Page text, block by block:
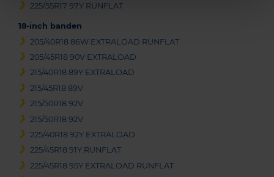
225/55R17 97Y RUNFLAT
18-inch banden
205/40R18 86W EXTRALOAD RUNFLAT
205/45R18 90V EXTRALOAD
215/40R18 89Y EXTRALOAD
215/45R18 89V
215/50R18 92V
215/50R18 92V
225/40R18 92Y EXTRALOAD
225/45R18 91Y RUNFLAT
225/45R18 95Y EXTRALOAD RUNFLAT